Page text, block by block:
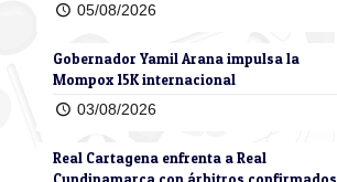
05/08/2026
Gobernador Yamil Arana impulsa la
Mompox 15K internacional
03/08/2026
Real Cartagena enfrenta a Real